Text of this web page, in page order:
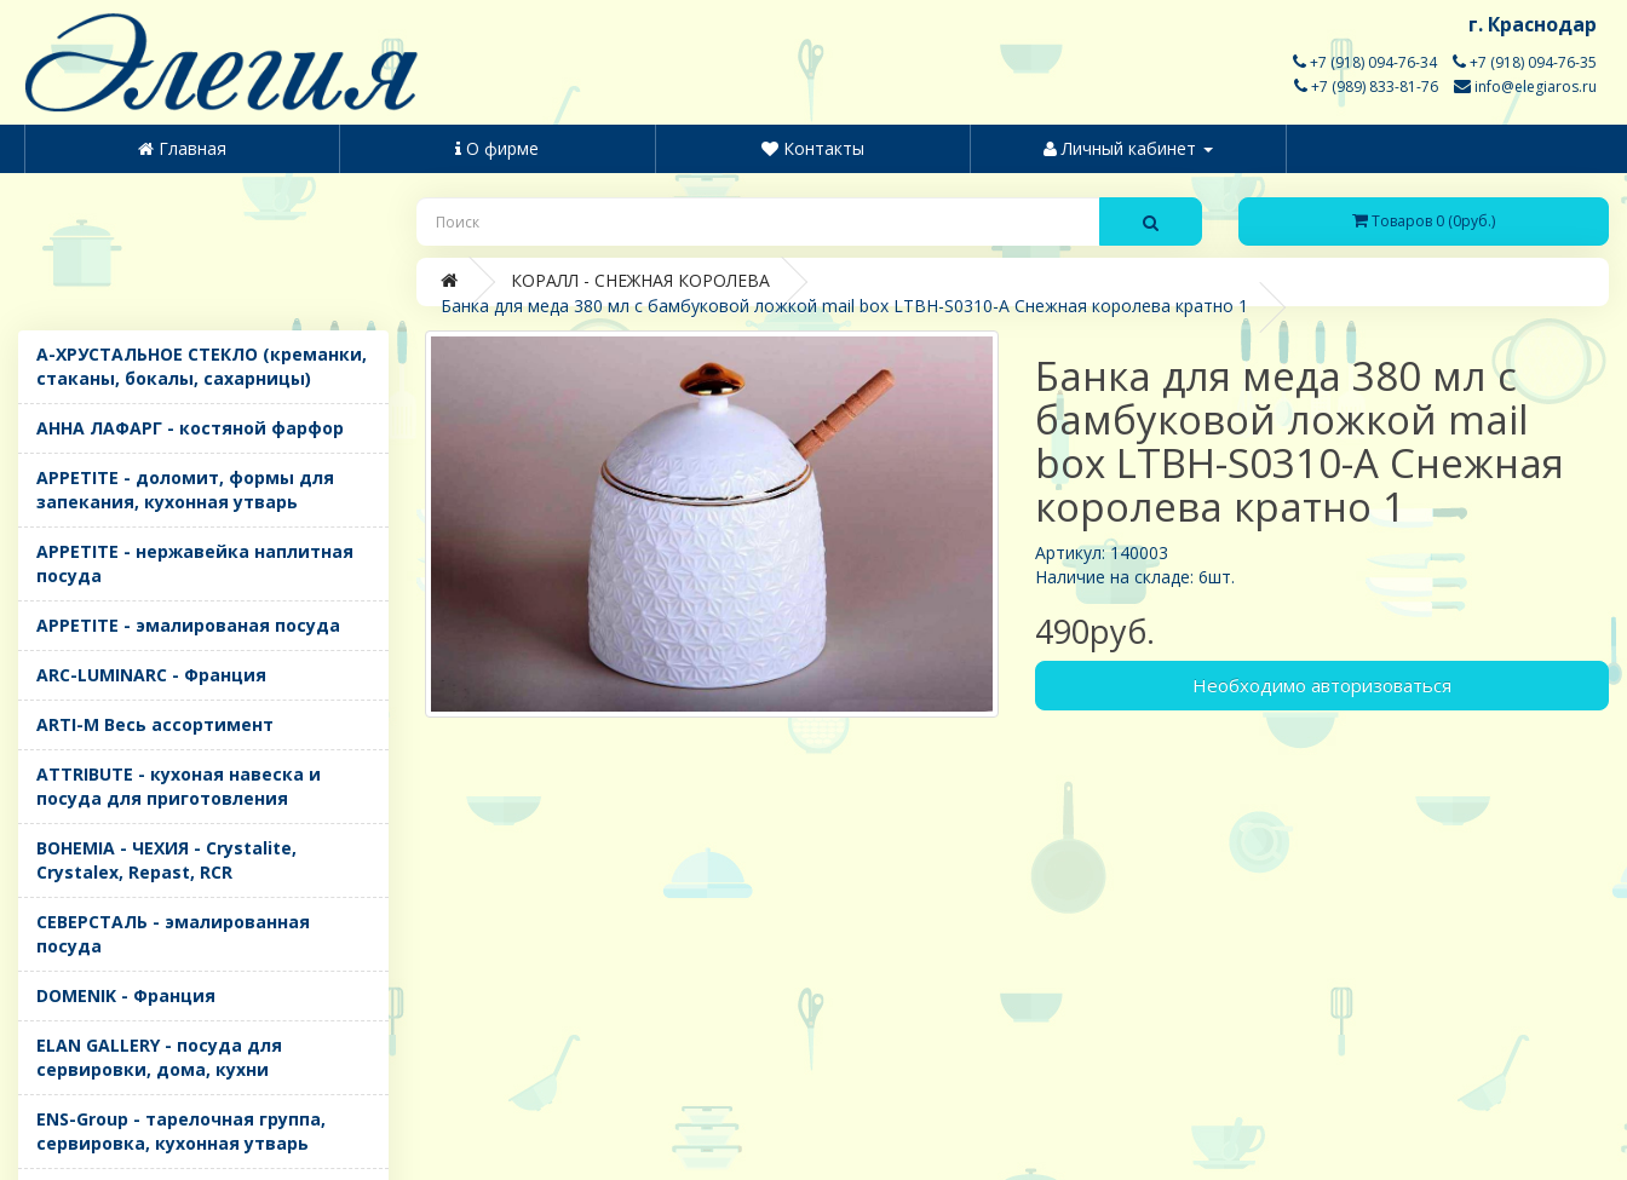
г. Краснодар
+7 (918) 094-76-34
+7 (918) 094-76-35
+7 (989) 833-81-76
info@elegiaros.ru
Главная О фирме Контакты Личный кабинет
Товаров 0 (0руб.)
КОРАЛЛ - СНЕЖНАЯ КОРОЛЕВА
Банка для меда 380 мл с бамбуковой ложкой mail box LTBH-S0310-A Снежная королева кратно 1
A-ХРУСТАЛЬНОЕ СТЕКЛО (креманки,
стаканы, бокалы, сахарницы)
AHHA ЛАФАРГ - костяной фарфор
APPETITE - доломит, формы для
запекания, кухонная утварь
APPETITE - нержавейка наплитная
посуда
APPETITE - эмалированая посуда
ARC-LUMINARC - Франция
ARTI-M Весь ассортимент
ATTRIBUTE - кухоная навеска и
посуда для приготовления
BOHEMIA - ЧЕХИЯ - Crystalite,
Crystalex, Repast, RCR
CЕВЕРСТАЛЬ - эмалированная
посуда
DOMENIK - Франция
ELAN GALLERY - посуда для
сервировки, дома, кухни
ENS-Group - тарелочная группа,
сервировка, кухонная утварь
Банка для меда 380 мл с
бамбуковой ложкой mail
box LTBH-S0310-A Снежная
королева кратно 1
Артикул: 140003
Наличие на складе: 6шт.
490руб.
Необходимо авторизоваться